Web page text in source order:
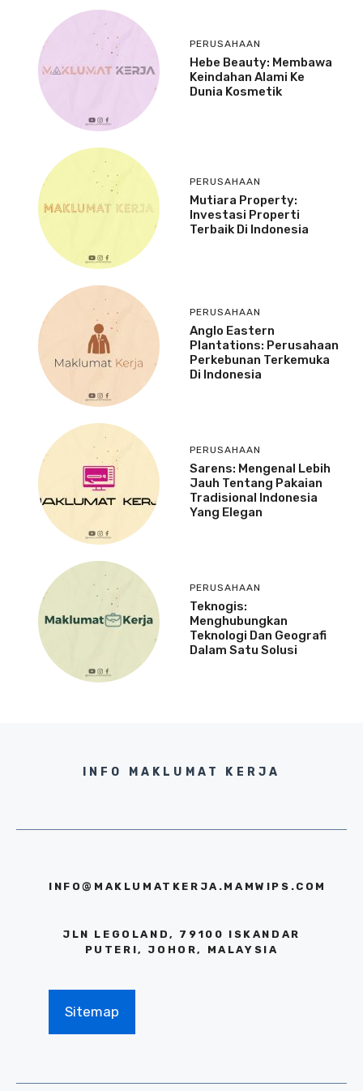
PERUSAHAAN
Hebe Beauty: Membawa
Keindahan Alami Ke
Dunia Kosmetik
PERUSAHAAN
Mutiara Property:
Investasi Properti
Terbaik Di Indonesia
PERUSAHAAN
Anglo Eastern
Plantations: Perusahaan
Perkebunan Terkemuka
Di Indonesia
PERUSAHAAN
Sarens: Mengenal Lebih
Jauh Tentang Pakaian
Tradisional Indonesia
Yang Elegan
PERUSAHAAN
Teknogis:
Menghubungkan
Teknologi Dan Geografi
Dalam Satu Solusi
INFO MAKLUMAT KERJA
INFO@MAKLUMATKERJA.MAMWIPS.COM
JLN LEGOLAND, 79100 ISKANDAR
PUTERI, JOHOR, MALAYSIA
Sitemap